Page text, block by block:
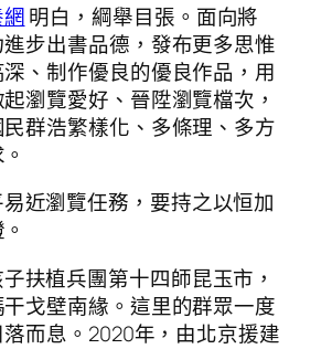
明白，綱舉目張。面向將
步出書品德，發布更多思惟
、制作優良的優良作品，用
瀏覽愛好、晉陞瀏覽檔次，
群浩繁樣化、多條理、多方
近瀏覽任務，要持之以恒加
扶植兵團第十四師昆玉市，
戈壁南緣。這里的群眾一度
而息。2020年，由北京援建